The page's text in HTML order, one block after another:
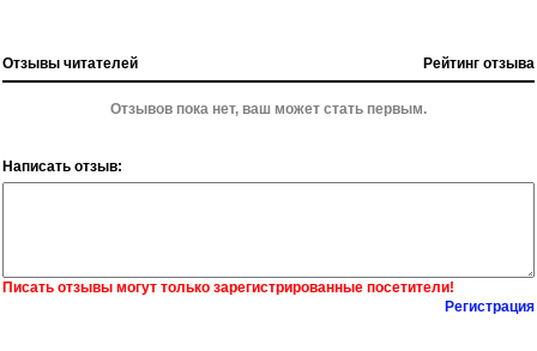
Отзывы читателей Рейтинг отзыва
Отзывов пока нет, ваш может стать первым.
Написать отзыв:
Писать отзывы могут только зарегистрированные посетители!
Регистрация